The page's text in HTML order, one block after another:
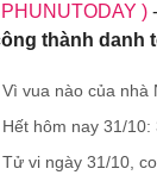
PHUNUTODAY ) -
thành danh
Vì vua nào của nhà
Hết hôm nay 31/
Tử vi ngày 31/10,